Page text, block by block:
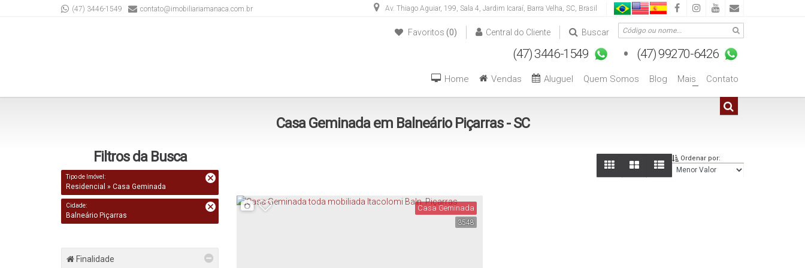
Av. Thiago Aguiar, 199, Sala 4, Jardim Icaraí, Barra Velha, SC, Brasil
(47) 3446-1549 contato@imobiliariamanaca.com.br
Buscar
Central do Cliente
Favoritos (0)
(47) 3446-1549 (47) 99270-6426
Contato
+
Mais
Blog
Quem Somos
Aluguel
Vendas
Home
Casa Geminada em Balneário Piçarras - SC
Filtros da Busca
Tipo de Imóvel:
Residencial » Casa Geminada
Cidade:
Balneário Piçarras
Finalidade
Ordenar por:
3548
Casa Geminada